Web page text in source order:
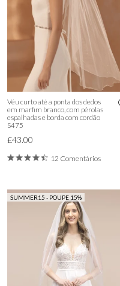
Véu curto até a ponta dos dedos
em marfim branco, com pérolas
espalhadas e borda com cordão
S475
£43.00
12 Comentários
SUMMER15 - POUPE 15%